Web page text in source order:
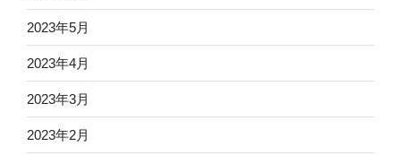
2023年5月
2023年4月
2023年3月
2023年2月